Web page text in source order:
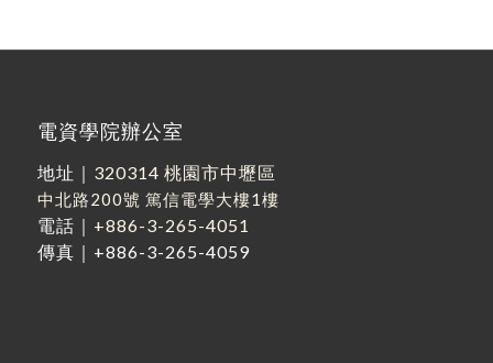
電資學院辦公室
地址｜ 320314 桃園市中壢區
中北路200號 篤信電學大樓1樓
電話｜ +886-3-265-4051
傳真｜+886-3-265-4059